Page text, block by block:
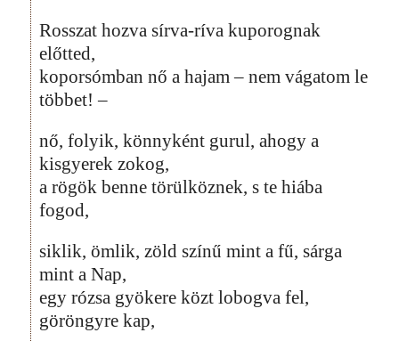
Rosszat hozva sírva-ríva kuporognak
előtted,
koporsómban nő a hajam – nem vágatom le
többet! –
nő, folyik, könnyként gurul, ahogy a
kisgyerek zokog,
a rögök benne törülköznek, s te hiába
fogod,
siklik, ömlik, zöld színű mint a fű, sárga
mint a Nap,
egy rózsa gyökere közt lobogva fel,
göröngyre kap,